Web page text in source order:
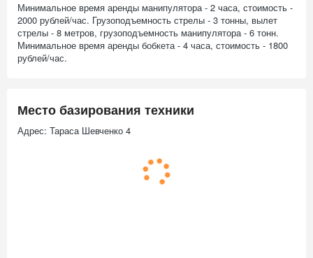
Минимальное время аренды манипулятора - 2 часа, стоимость -
2000 рублей/час. Грузоподъемность стрелы - 3 тонны, вылет
стрелы - 8 метров, грузоподъемность манипулятора - 6 тонн.
Минимальное время аренды бобкета - 4 часа, стоимость - 1800
рублей/час.
Место базирования техники
Адрес: Тараса Шевченко 4